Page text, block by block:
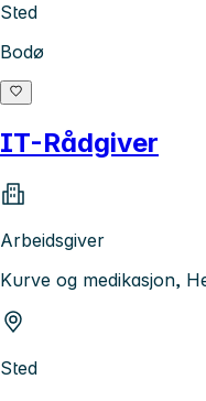
Sted
Bodø
IT-Rådgiver
Arbeidsgiver
Kurve og medikasjon,
Sted